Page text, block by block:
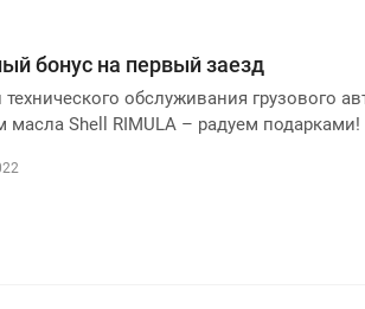
бонус на первый заезд
обслуживания грузового
масла Shell RIMULA – радуем подарками!